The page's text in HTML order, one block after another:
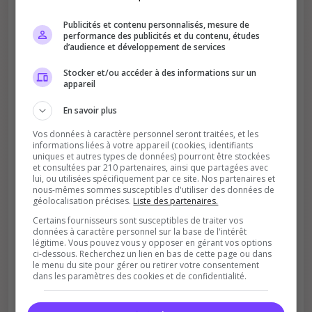
classement
Soutient la communauté
Plus de visibilité = plus de joueurs
Récompenses possibles
Certains serveurs offrent des bonus aux
Publicités et contenu personnalisés, mesure de
performance des publicités et du contenu, études
d’audience et développement de services
Stocker et/ou accéder à des informations sur un
appareil
En savoir plus
Vos données à caractère personnel seront traitées, et les
informations liées à votre appareil (cookies, identifiants
uniques et autres types de données) pourront être stockées
et consultées par 210 partenaires, ainsi que partagées avec
lui, ou utilisées spécifiquement par ce site. Nos partenaires et
nous-mêmes sommes susceptibles d'utiliser des données de
géolocalisation précises. Liste des partenaires.
Certains fournisseurs sont susceptibles de traiter vos
données à caractère personnel sur la base de l'intérêt
légitime. Vous pouvez vous y opposer en gérant vos options
ci-dessous. Recherchez un lien en bas de cette page ou dans
le menu du site pour gérer ou retirer votre consentement
dans les paramètres des cookies et de confidentialité.